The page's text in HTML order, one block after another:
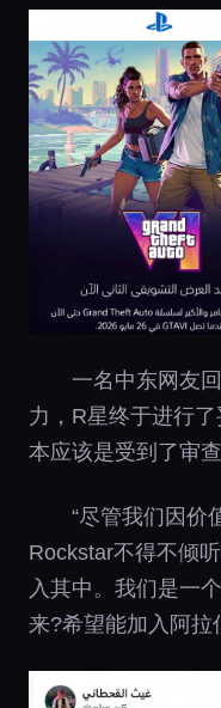
一名中东网友
力，R星终于进行
本应该是受到了审
“尽管我们因价
Rockstar不得不倾
入其中。我们是一
来?希望能加入阿拉